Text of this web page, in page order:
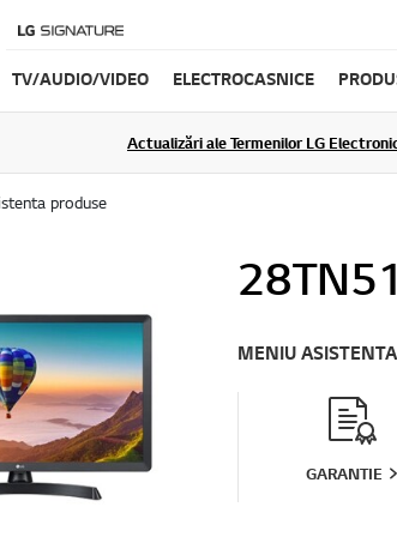
TV/AUDIO/VIDEO ELECTROCASNICE
Actualizări ale Termenilor LG
produse
MENIU ASISTENTA
GARANTIE